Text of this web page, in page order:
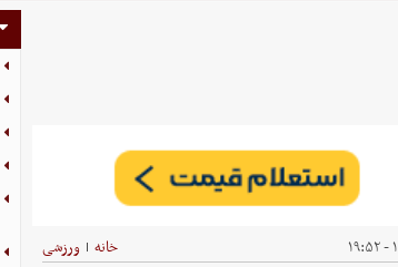
خانه | ورزشی